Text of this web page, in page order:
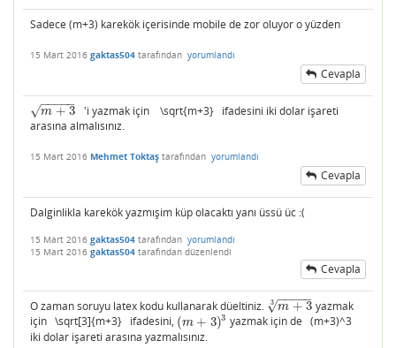
Sadece (m+3) karekök içerisinde mobile de zor oluyor o yüzden
15 Mart 2016 gaktas504 tarafından yorumlandı
Cevapla
m + 3
− −
−−−
√
m+3
'i yazmak için \sqrt{m+3} ifadesini iki dolar işareti
arasına almalısınız.
15 Mart 2016 Mehmet Toktaş tarafından yorumlandı
Cevapla
Dalginlikla karekök yazmışim küp olacaktı yanı üssü üc :(
15 Mart 2016 gaktas504 tarafından yorumlandı
15 Mart 2016 gaktas504 tarafından düzenlendi
Cevapla
O zaman soruyu latex kodu kullanarak düeltiniz. m + 3
− −
−−−
√
3
m+3 3
yazmak
için \sqrt[3]{m+3} ifadesini, (m + 3)3
(m+ 3) 3
yazmak için de (m+3)^3
iki dolar işareti arasına yazmalısınız.